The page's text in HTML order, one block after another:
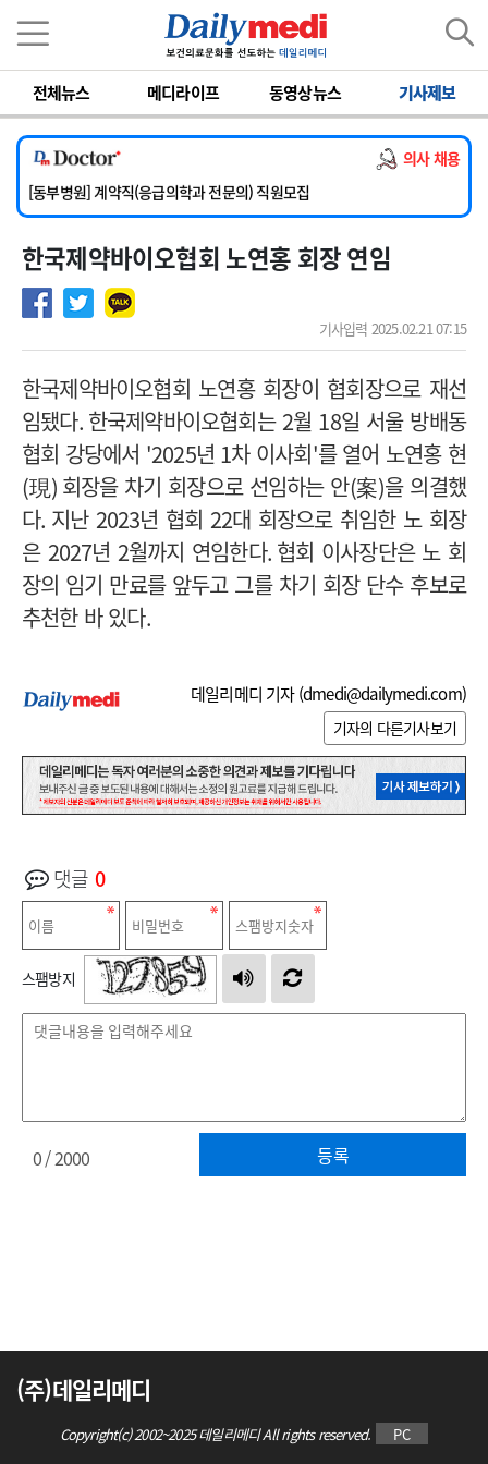
전체뉴스 메디라이프 동영상뉴스 기사제보
의사 채용
[서울아산병원] 2026년 하반기 인턴 모집
[영남대학교의료원] 마취통증의학과 임기제 임상의사 채용
[충남대학교병원] 소아청소년과(소아응급전담) 계약직 의사 공개채용
[동부병원] 계약직(응급의학과 전문의) 직원모집
[이대목동병원] 하반기 전공의(레지던트1년차) 모집
[서울아산병원] 2026년 하반기 인턴 모집
[영남대학교의료원] 마취통증의학과 임기제 임상의사 채용
한국제약바이오협회 노연홍 회장 연임
기사입력 2025.02.21 07:15
한국제약바이오협회 노연홍 회장이 협회장으로 재선
임됐다. 한국제약바이오협회는 2월 18일 서울 방배동
협회 강당에서 '2025년 1차 이사회'를 열어 노연홍 현
(現) 회장을 차기 회장으로 선임하는 안(案)을 의결했
다. 지난 2023년 협회 22대 회장으로 취임한 노 회장
은 2027년 2월까지 연임한다. 협회 이사장단은 노 회
장의 임기 만료를 앞두고 그를 차기 회장 단수 후보로
추천한 바 있다.
데일리메디 기자 (dmedi@dailymedi.com)
기자의 다른기사보기
댓글 0
스팸방지
등록
0/ 2000
(주)데일리메디
Copyright(c) 2002~2025 데일리메디 All rights reserved. PC